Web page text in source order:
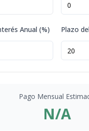
Anual (%) Plazo
Pago Mensual
N/A